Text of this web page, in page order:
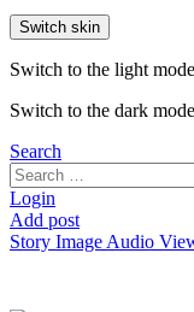
Switch skin
Switch to the light
Switch to the dark
Search
Search
for:
Login
Add post
Story Image Audio